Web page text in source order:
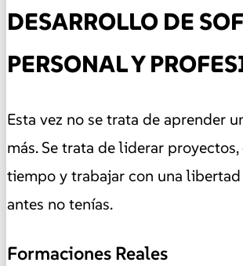
DESARROLLO DE
PERSONAL Y
Esta vez no se trata de aprender
más. Se trata de liderar
tiempo y trabajar con una
antes no tenías.
Formaciones Reales